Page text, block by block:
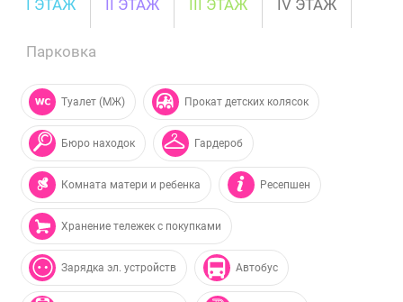
I ЭТАЖ II ЭТАЖ III ЭТАЖ IV ЭТАЖ
Парковка
Туалет (МЖ) Прокат детских колясок
Бюро находок Гардероб
Комната матери и ребенка Ресепшен
Хранение тележек с покупками
Зарядка эл. устройств Автобус